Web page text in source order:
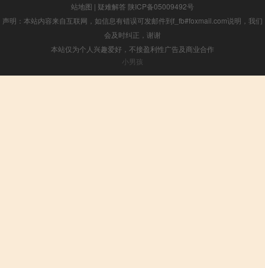
站地图 | 疑难解答 陕ICP备05009492号
声明：本站内容来自互联网，如信息有错误可发邮件到f_fb#foxmail.com说明，我们
会及时纠正，谢谢
本站仅为个人兴趣爱好，不接盈利性广告及商业合作
小男孩